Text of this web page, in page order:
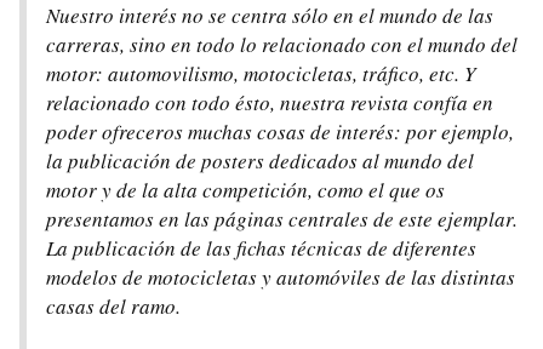
Nuestro interés no se centra sólo en el mundo de las
carreras, sino en todo lo relacionado con el mundo del
motor: automovilismo, motocicletas, tráfico, etc. Y
relacionado con todo ésto, nuestra revista confía en
poder ofreceros muchas cosas de interés: por ejemplo,
la publicación de posters dedicados al mundo del
motor y de la alta competición, como el que os
presentamos en las páginas centrales de este ejemplar.
La publicación de las fichas técnicas de diferentes
modelos de motocicletas y automóviles de las distintas
casas del ramo.